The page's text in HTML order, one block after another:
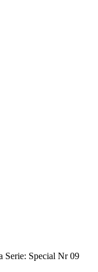
Serie: Special Nr 09